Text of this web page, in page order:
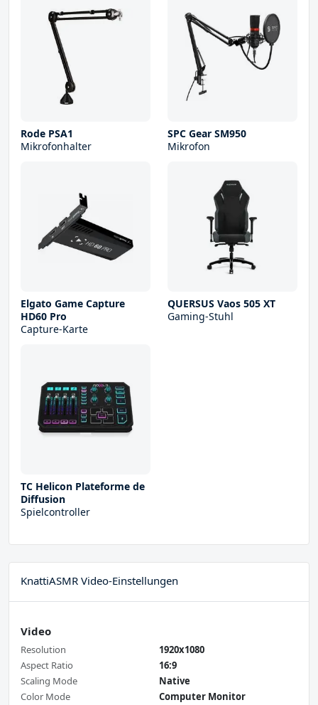
Rode PSA1
Mikrofonhalter
SPC Gear SM950
Mikrofon
Elgato Game Capture
HD60 Pro
Capture-Karte
QUERSUS Vaos 505 XT
Gaming-Stuhl
TC Helicon Plateforme de
Diffusion
Spielcontroller
KnattiASMR Video-Einstellungen
Video
Resolution
1920x1080
Aspect Ratio
16:9
Scaling Mode
Native
Color Mode
Computer Monitor